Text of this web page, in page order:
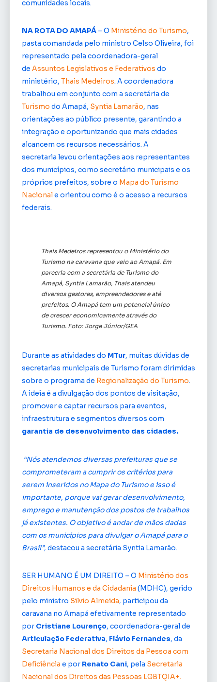
comunidades locais.
NA ROTA DO AMAPÁ – O Ministério do Turismo,
pasta comandada pelo ministro Celso Oliveira, foi
representado pela coordenadora-geral
de Assuntos Legislativos e Federativos do
ministério, Thais Medeiros. A coordenadora
trabalhou em conjunto com a secretária de
Turismo do Amapá, Syntia Lamarão, nas
orientações ao público presente, garantindo a
integração e oportunizando que mais cidades
alcancem os recursos necessários. A
secretaria levou orientações aos representantes
dos municípios, como secretário municipais e os
próprios prefeitos, sobre o Mapa do Turismo
Nacionale orientou como é o acesso a recursos
federais.
Thais Medeiros representou o Ministério do
Turismo na caravana que veio ao Amapá. Em
parceria com a secretária de Turismo do
Amapá, Syntia Lamarão, Thais atendeu
diversos gestores, empreendedores e até
prefeitos. O Amapá tem um potencial único
de crescer economicamente através do
Turismo. Foto: Jorge Júnior/GEA
Durante as atividades do MTur, muitas dúvidas de
secretarias municipais de Turismo foram dirimidas
sobre o programa de Regionalização do Turismo.
A ideia é a divulgação dos pontos de visitação,
promover e captar recursos para eventos,
infraestrutura e segmentos diversos com
garantia de desenvolvimento das cidades.
“Nós atendemos diversas prefeituras que se
comprometeram a cumprir os critérios para
serem inseridos no Mapa do Turismo e isso é
importante, porque vai gerar desenvolvimento,
emprego e manutenção dos postos de trabalhos
já existentes. O objetivo é andar de mãos dadas
com os municípios para divulgar o Amapá para o
Brasil”, destacou a secretária Syntia Lamarão.
SER HUMANO É UM DIREITO – O Ministério dos
Direitos Humanos e da Cidadania (MDHC), gerido
pelo ministro Silvio Almeida, participou da
caravana no Amapá efetivamente representado
por Cristiane Lourenço, coordenadora-geral de
Articulação Federativa, Flávio Fernandes, da
Secretaria Nacional dos Direitos da Pessoa com
Deficiência e por Renato Cani, pela Secretaria
Nacional dos Direitos das Pessoas LGBTQIA+.